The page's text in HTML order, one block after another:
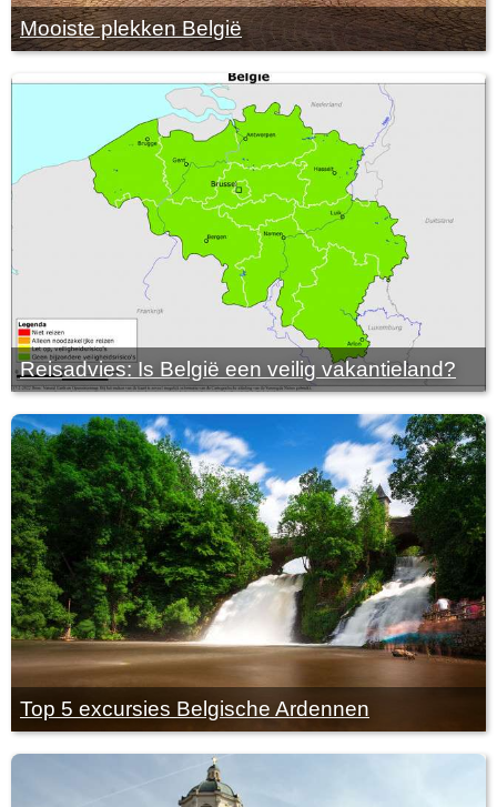
Mooiste plekken België
Reisadvies: Is België een veilig vakantieland?
Top 5 excursies Belgische Ardennen